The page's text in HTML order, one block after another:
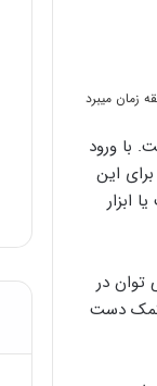
با ورود
این
ابزار
توان در
کمک دست
خانه